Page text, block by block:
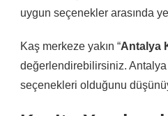
uygun seçenekler arasında
Kaş merkeze yakın “Antalya
değerlendirebilirsiniz.
seçenekleri olduğunu